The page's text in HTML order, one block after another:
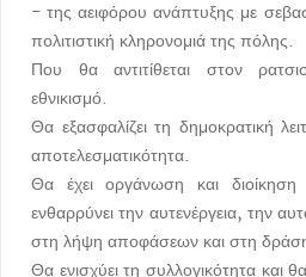
- της αειφόρου ανάπτυξης με
πολιτιστική κληρονομιά της πόλης.
Που θα αντιτίθεται στον
εθνικισμό.
Θα εξασφαλίζει τη δημοκρατική
αποτελεσματικότητα.
Θα έχει οργάνωση και
ενθαρρύνει την αυτενέργεια, την
στη λήψη αποφάσεων και στη
Θα ενισχύει τη συλλογικότητα και